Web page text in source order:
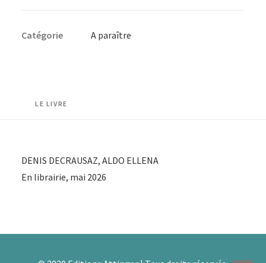
Catégorie A paraître
LE LIVRE
DENIS DECRAUSAZ, ALDO ELLENA
En librairie, mai 2026